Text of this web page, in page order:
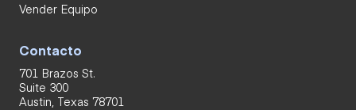
Vender Equipo
Contacto
701 Brazos St.
Suite 300
Austin, Texas 78701